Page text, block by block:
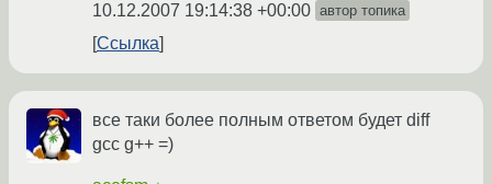
10.12.2007 19:14:38 +00:00 автор топика
Ссылка
все таки более полным ответом будет diff
gcc g++ =)